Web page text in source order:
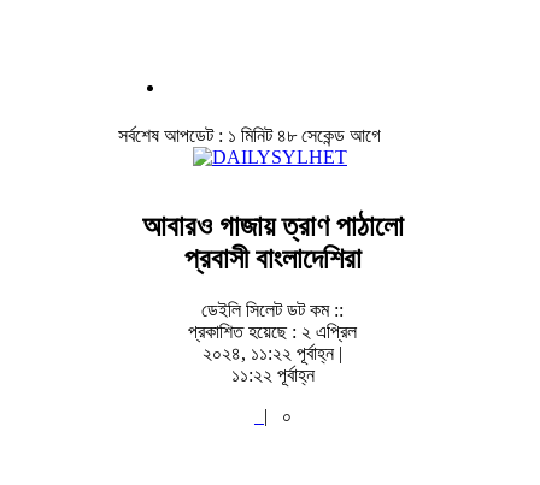
সর্বশেষ আপডেট : ১ মিনিট ৪৮ সেকেন্ড আগে
আবারও গাজায় ত্রাণ পাঠালো
প্রবাসী বাংলাদেশিরা
ডেইলি সিলেট ডট কম ::
প্রকাশিত হয়েছে : ২ এপ্রিল
২০২৪, ১১:২২ পূর্বাহ্ন |
১১:২২ পূর্বাহ্ন
|
০